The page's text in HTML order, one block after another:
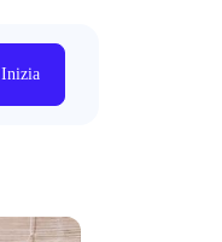
Inizia